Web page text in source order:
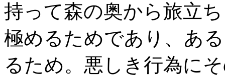
持って森の奥から旅立
極めるためであり、あ
るため。悪しき行為に